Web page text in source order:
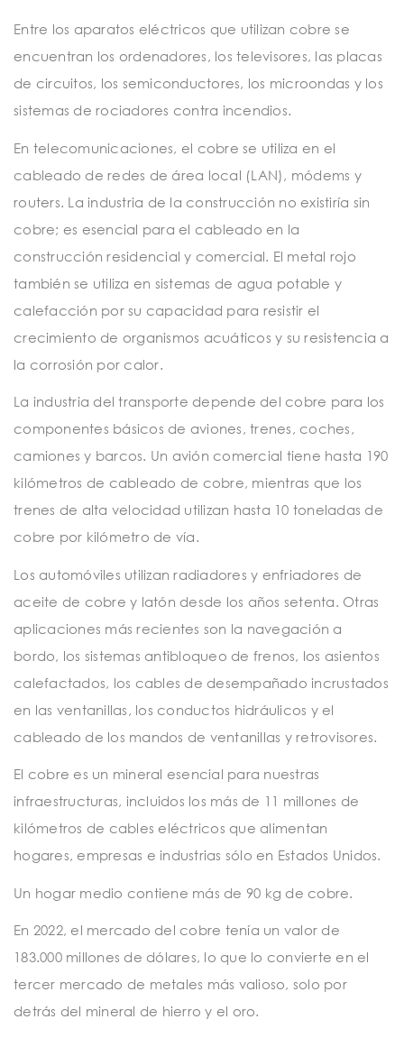
Entre los aparatos eléctricos que utilizan cobre se
encuentran los ordenadores, los televisores, las placas
de circuitos, los semiconductores, los microondas y los
sistemas de rociadores contra incendios.
En telecomunicaciones, el cobre se utiliza en el
cableado de redes de área local (LAN), módems y
routers. La industria de la construcción no existiría sin
cobre; es esencial para el cableado en la
construcción residencial y comercial. El metal rojo
también se utiliza en sistemas de agua potable y
calefacción por su capacidad para resistir el
crecimiento de organismos acuáticos y su resistencia a
la corrosión por calor.
La industria del transporte depende del cobre para los
componentes básicos de aviones, trenes, coches,
camiones y barcos. Un avión comercial tiene hasta 190
kilómetros de cableado de cobre, mientras que los
trenes de alta velocidad utilizan hasta 10 toneladas de
cobre por kilómetro de vía.
Los automóviles utilizan radiadores y enfriadores de
aceite de cobre y latón desde los años setenta. Otras
aplicaciones más recientes son la navegación a
bordo, los sistemas antibloqueo de frenos, los asientos
calefactados, los cables de desempañado incrustados
en las ventanillas, los conductos hidráulicos y el
cableado de los mandos de ventanillas y retrovisores.
El cobre es un mineral esencial para nuestras
infraestructuras, incluidos los más de 11 millones de
kilómetros de cables eléctricos que alimentan
hogares, empresas e industrias sólo en Estados Unidos.
Un hogar medio contiene más de 90 kg de cobre.
En 2022, el mercado del cobre tenía un valor de
183.000 millones de dólares, lo que lo convierte en el
tercer mercado de metales más valioso, solo por
detrás del mineral de hierro y el oro.